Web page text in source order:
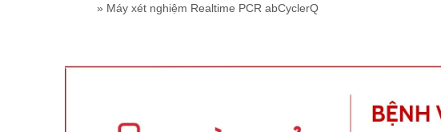
» Máy xét nghiệm Realtime PCR abCyclerQ